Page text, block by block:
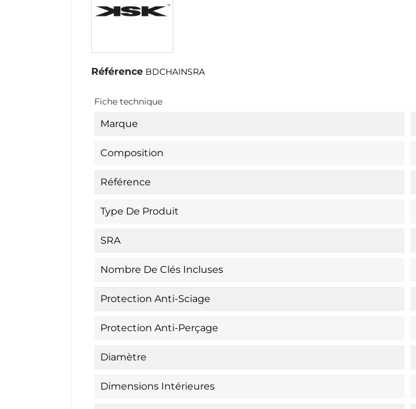
Référence BDCHAINSRA
Fiche technique
Marque
Composition
Référence
Type De Produit
SRA
Nombre De Clés Incluses
Protection Anti-Sciage
Protection Anti-Perçage
Diamètre
Dimensions Intérieures